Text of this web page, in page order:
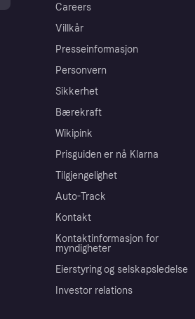
Careers
Villkår
Presseinformasjon
Personvern
Sikkerhet
Bærekraft
Wikipink
Prisguiden er nå Klarna
Tilgjengelighet
Auto-Track
Kontakt
Kontaktinformasjon for
myndigheter
Eierstyring og selskapsledelse
Investor relations